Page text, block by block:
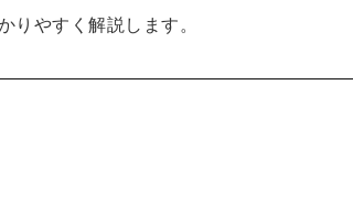
りやすく解説します。